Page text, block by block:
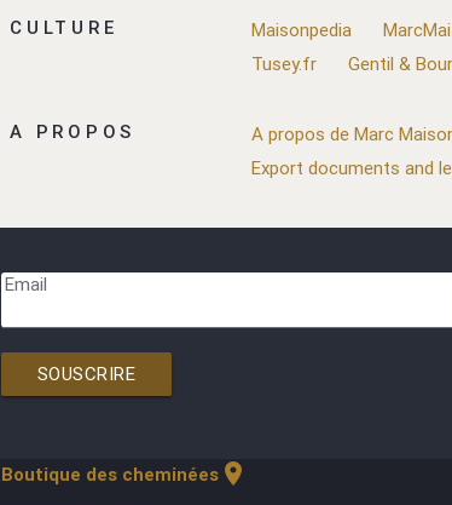
CULTURE Maisonpedia
Tusey.fr
Gentil &
A PROPOS A propos de Marc
Export documents and
Email
SOUSCRIRE
Boutique des cheminéeslocation_on